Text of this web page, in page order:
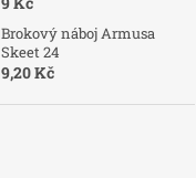
Brokový náboj Armusa
Skeet 24
9,20 Kč